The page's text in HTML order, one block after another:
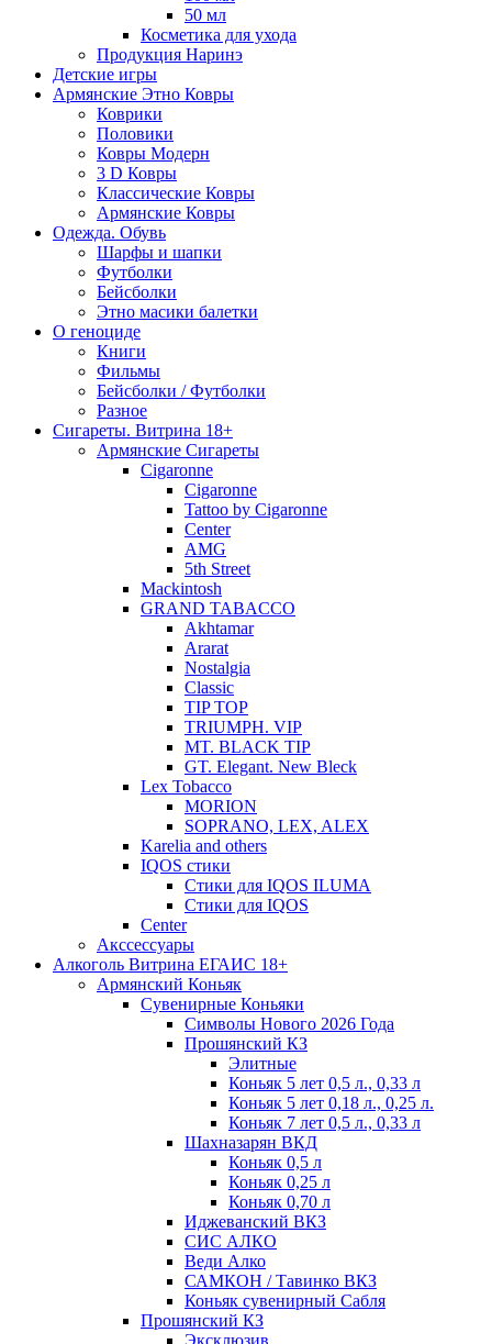
50 мл
Косметика для ухода
Продукция Наринэ
Детские игры
Армянские Этно Ковры
Коврики
Половики
Ковры Модерн
3 D Ковры
Классические Ковры
Армянские Ковры
Одежда. Обувь
Шарфы и шапки
Футболки
Бейсболки
Этно масики балетки
О геноциде
Книги
Фильмы
Бейсболки / Футболки
Разное
Сигареты. Витрина 18+
Армянские Сигареты
Cigaronne
Cigaronne
Tattoo by Cigaronne
Center
AMG
5th Street
Mackintosh
GRAND TABACCO
Akhtamar
Ararat
Nostalgia
Classic
TIP TOP
TRIUMPH. VIP
MT. BLACK TIP
GT. Elegant. New Bleck
Lex Tobacco
MORION
SOPRANO, LEX, ALEX
Karelia and others
IQOS стики
Стики для IQOS ILUMA
Стики для IQOS
Сenter
Акссессуары
Алкоголь Витрина ЕГАИС 18+
Армянский Коньяк
Сувенирные Коньяки
Символы Нового 2026 Года
Прошянский КЗ
Элитные
Коньяк 5 лет 0,5 л., 0,33 л
Коньяк 5 лет 0,18 л., 0,25 л.
Коньяк 7 лет 0,5 л., 0,33 л
Шахназарян ВКД
Коньяк 0,5 л
Коньяк 0,25 л
Коньяк 0,70 л
Иджеванский ВКЗ
СИС АЛКО
Веди Алко
САМКОН / Тавинко ВКЗ
Коньяк сувенирный Сабля
Прошянский КЗ
Эксклюзив